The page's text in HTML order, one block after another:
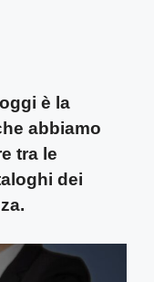
è la
abbiamo
tra le
dei